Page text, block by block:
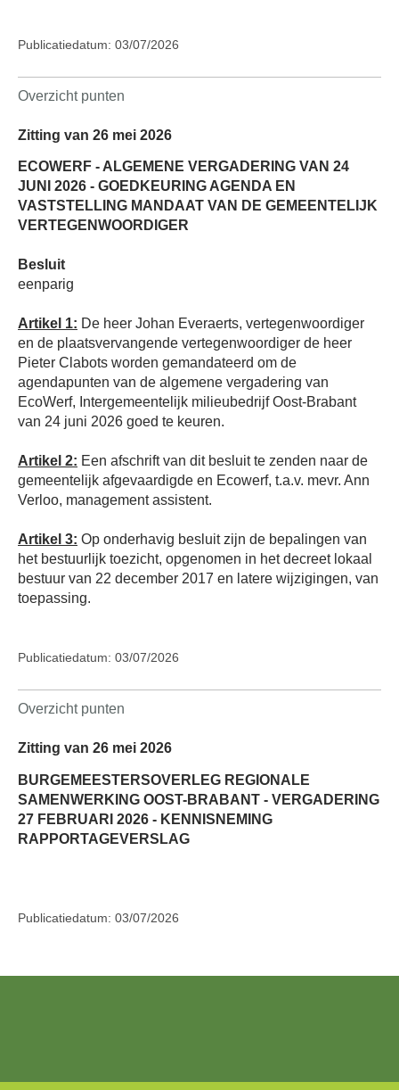
Publicatiedatum: 03/07/2026
Overzicht punten
Zitting van 26 mei 2026
ECOWERF - ALGEMENE VERGADERING VAN 24
JUNI 2026 - GOEDKEURING AGENDA EN
VASTSTELLING MANDAAT VAN DE GEMEENTELIJK
VERTEGENWOORDIGER
Besluit
eenparig
Artikel 1: De heer Johan Everaerts, vertegenwoordiger
en de plaatsvervangende vertegenwoordiger de heer
Pieter Clabots worden gemandateerd om de
agendapunten van de algemene vergadering van
EcoWerf, Intergemeentelijk milieubedrijf Oost-Brabant
van 24 juni 2026 goed te keuren.
Artikel 2: Een afschrift van dit besluit te zenden naar de
gemeentelijk afgevaardigde en Ecowerf, t.a.v. mevr. Ann
Verloo, management assistent.
Artikel 3: Op onderhavig besluit zijn de bepalingen van
het bestuurlijk toezicht, opgenomen in het decreet lokaal
bestuur van 22 december 2017 en latere wijzigingen, van
toepassing.
Publicatiedatum: 03/07/2026
Overzicht punten
Zitting van 26 mei 2026
BURGEMEESTERSOVERLEG REGIONALE
SAMENWERKING OOST-BRABANT - VERGADERING
27 FEBRUARI 2026 - KENNISNEMING
RAPPORTAGEVERSLAG
Publicatiedatum: 03/07/2026